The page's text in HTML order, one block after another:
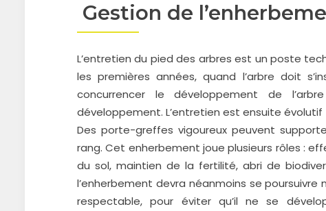
Gestion de
L’entretien du pied des arbres est un poste
les premières années, quand l’arbre doit
concurrencer le développement de
développement. L’entretien est ensuite
Des porte-greffes vigoureux peuvent
rang. Cet enherbement joue plusieurs rôles :
du sol, maintien de la fertilité, abri de
l’enherbement devra néanmoins se
respectable, pour éviter qu’il ne se